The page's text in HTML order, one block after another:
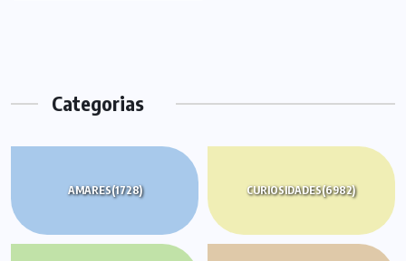
Categorias
AMARES(1728) CURIOSIDADES(6982)